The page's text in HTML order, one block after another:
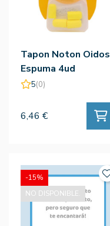
Tapon Noton Oidos
Espuma 4ud
5(0)
6,46 €
-15%
NO DISPONIBLE.